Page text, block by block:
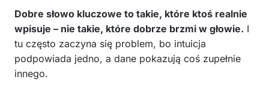
Dobre słowo kluczowe to takie, które ktoś realnie
wpisuje – nie takie, które dobrze brzmi w głowie. I
tu często zaczyna się problem, bo intuicja
podpowiada jedno, a dane pokazują coś zupełnie
innego.